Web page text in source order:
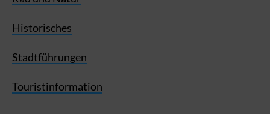
Historisches
Stadtführungen
Touristinformation